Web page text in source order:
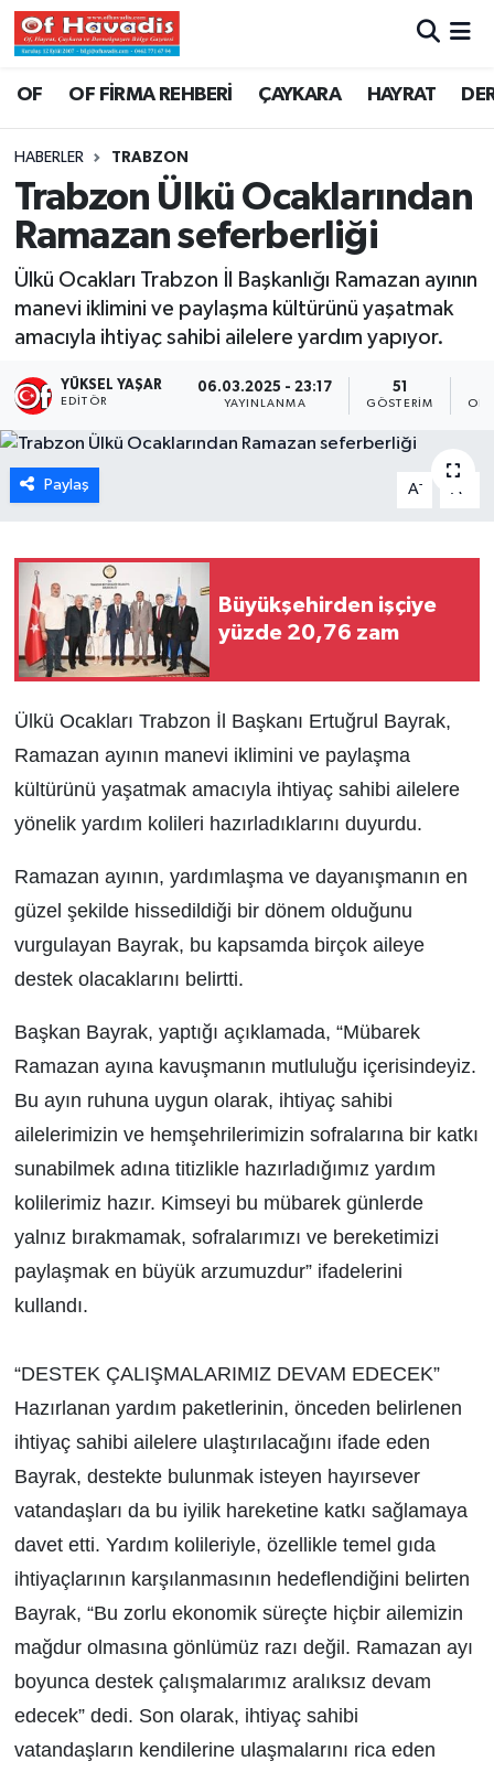
OF OF FİRMA REHBERİ ÇAYKARA HAYRAT
HABERLER TRABZON
Trabzon Ülkü Ocaklarından
Ramazan seferberliği
Ülkü Ocakları Trabzon İl Başkanlığı Ramazan ayının
manevi iklimini ve paylaşma kültürünü yaşatmak
amacıyla ihtiyaç sahibi ailelere yardım yapıyor.
YÜKSEL YAŞAR
EDITÖR
06.03.2025 - 23:17
YAYINLANMA
51
GÖSTERIM
Paylaş A- A
Büyükşehirden işçiye
yüzde 20,76 zam
Ülkü Ocakları Trabzon İl Başkanı Ertuğrul Bayrak,
Ramazan ayının manevi iklimini ve paylaşma
kültürünü yaşatmak amacıyla ihtiyaç sahibi ailelere
yönelik yardım kolileri hazırladıklarını duyurdu.
Ramazan ayının, yardımlaşma ve dayanışmanın en
güzel şekilde hissedildiği bir dönem olduğunu
vurgulayan Bayrak, bu kapsamda birçok aileye
destek olacaklarını belirtti.
Başkan Bayrak, yaptığı açıklamada, “Mübarek
Ramazan ayına kavuşmanın mutluluğu içerisindeyiz.
Bu ayın ruhuna uygun olarak, ihtiyaç sahibi
ailelerimizin ve hemşehrilerimizin sofralarına bir katkı
sunabilmek adına titizlikle hazırladığımız yardım
kolilerimiz hazır. Kimseyi bu mübarek günlerde
yalnız bırakmamak, sofralarımızı ve bereketimizi
paylaşmak en büyük arzumuzdur” ifadelerini
kullandı.
“DESTEK ÇALIŞMALARIMIZ DEVAM EDECEK”
Hazırlanan yardım paketlerinin, önceden belirlenen
ihtiyaç sahibi ailelere ulaştırılacağını ifade eden
Bayrak, destekte bulunmak isteyen hayırsever
vatandaşları da bu iyilik hareketine katkı sağlamaya
davet etti. Yardım kolileriyle, özellikle temel gıda
ihtiyaçlarının karşılanmasının hedeflendiğini belirten
Bayrak, “Bu zorlu ekonomik süreçte hiçbir ailemizin
mağdur olmasına gönlümüz razı değil. Ramazan ayı
boyunca destek çalışmalarımız aralıksız devam
edecek” dedi. Son olarak, ihtiyaç sahibi
vatandaşların kendilerine ulaşmalarını rica eden
Trabzon Nöbetçi Eczaneler
Trabzon Namaz Vakitleri
Trabzon Trafik Yoğunluk Haritası
Süper Lig Puan Durumu ve Fikstür
Haber Arşivi